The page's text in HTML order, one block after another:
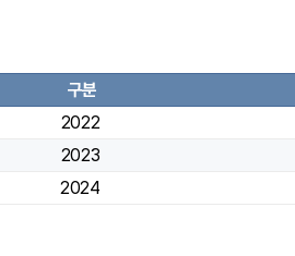
구분
2022
2023
2024